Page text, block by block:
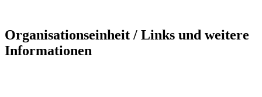
Organisationseinheit / Links und weitere
Informationen